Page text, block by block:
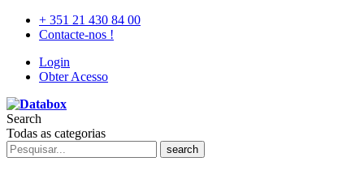
+ 351 21 430 84 00
Contacte-nos !
Login
Obter Acesso
Search
Todas as categorias
search